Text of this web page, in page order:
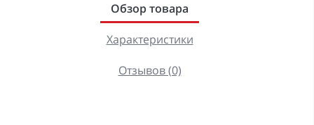
Обзор товара
Характеристики
Отзывов (0)